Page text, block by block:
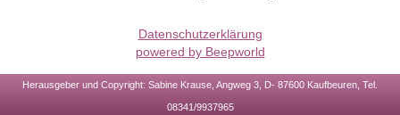
Datenschutzerklärung
powered by Beepworld
Herausgeber und Copyright: Sabine Krause, Angweg 3, D- 87600 Kaufbeuren, Tel.
08341/9937965